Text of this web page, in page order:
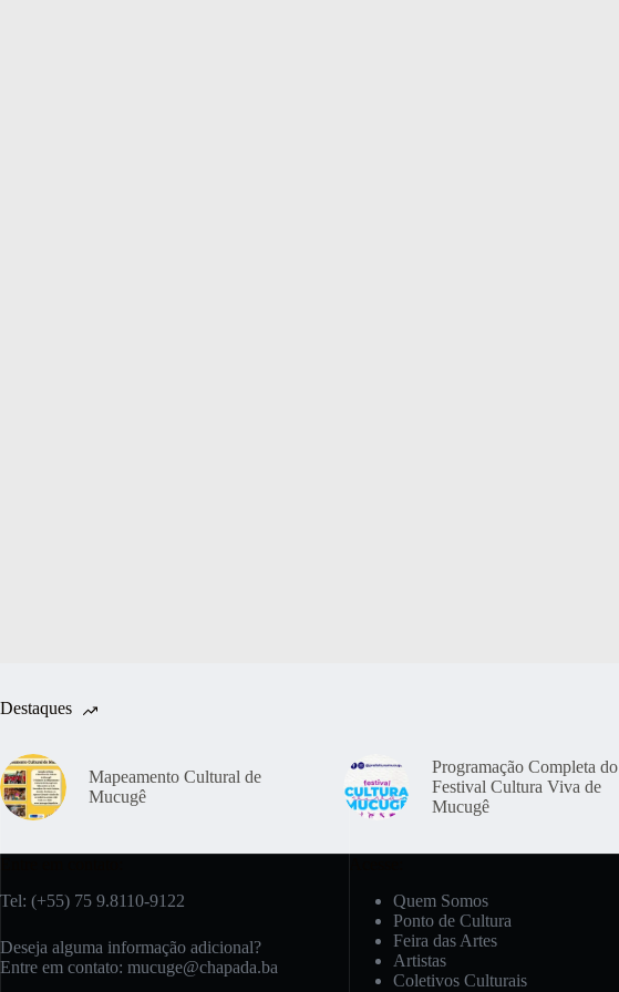
Destaques
Mapeamento Cultural de
Mucugê
Programação Completa do
Festival Cultura Viva de
Mucugê
Tel: (+55) 75 9.8110-9122
Deseja alguma informação adicional?
Entre em contato: mucuge@chapada.ba
Quem Somos
Ponto de Cultura
Feira das Artes
Artistas
Coletivos Culturais